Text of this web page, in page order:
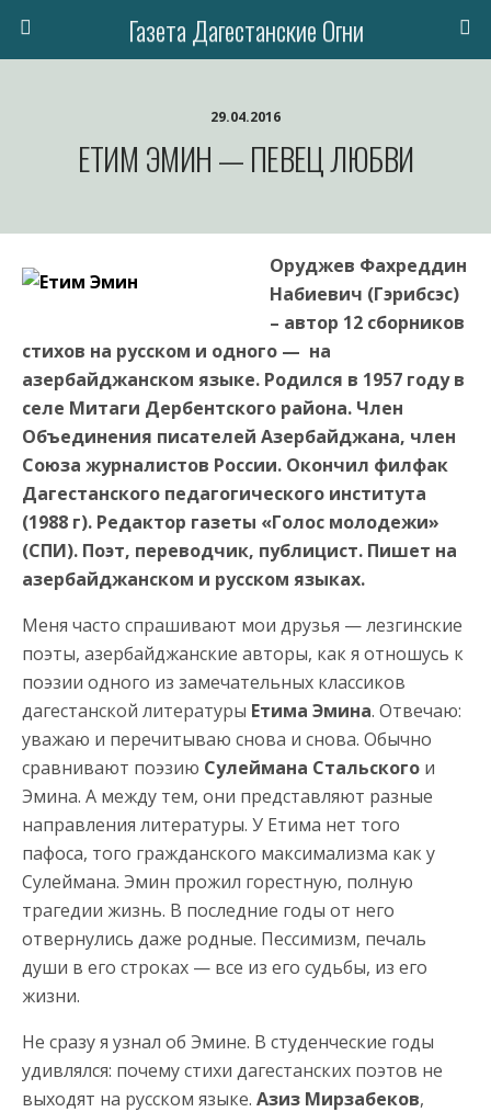
Газета Дагестанские Огни
29.04.2016
ЕТИМ ЭМИН — ПЕВЕЦ ЛЮБВИ
Оруджев Фахреддин
Набиевич (Гэрибсэс)
– автор 12 сборников
стихов на русском и одного — на
азербайджанском языке. Родился в 1957 году в
селе Митаги Дербентского района. Член
Объединения писателей Азербайджана, член
Союза журналистов России. Окончил филфак
Дагестанского педагогического института
(1988 г). Редактор газеты «Голос молодежи»
(СПИ). Поэт, переводчик, публицист. Пишет на
азербайджанском и русском языках.
Меня часто спрашивают мои друзья — лезгинские
поэты, азербайджанские авторы, как я отношусь к
поэзии одного из замечательных классиков
дагестанской литературы Етима Эмина. Отвечаю:
уважаю и перечитываю снова и снова. Обычно
сравнивают поэзию Сулеймана Стальского и
Эмина. А между тем, они представляют разные
направления литературы. У Етима нет того
пафоса, того гражданского максимализма как у
Сулеймана. Эмин прожил горестную, полную
трагедии жизнь. В последние годы от него
отвернулись даже родные. Пессимизм, печаль
души в его строках — все из его судьбы, из его
жизни.
Не сразу я узнал об Эмине. В студенческие годы
удивлялся: почему стихи дагестанских поэтов не
выходят на русском языке. Азиз Мирзабеков,